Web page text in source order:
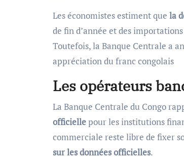
Les économistes estiment que la
de fin d’année et des
Toutefois, la Banque Centrale a
appréciation du franc congolais
Les opérateurs
La Banque Centrale du Congo
officiellepour les institutions
commerciale reste libre de fixer
sur les données officielles.